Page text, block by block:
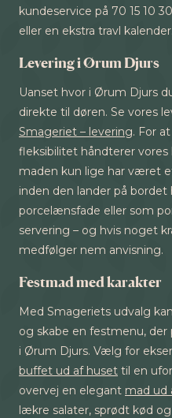
kundeservice på 70 15 10
eller en ekstra travl kalender.
Levering i Ørum Djurs
Uanset hvor i Ørum Djurs
direkte til døren. Se vores
Smageriet – levering. For
fleksibilitet håndterer vores
maden kun lige har været
inden den lander på
porcelænsfade eller som
servering – og hvis noget
medfølger nem anvisning.
Festmad med karakter
Med Smageriets udvalg
og skabe en festmenu,
i Ørum Djurs. Vælg for
buffet ud af huset til en
overvej en elegant mad ud
lækre salater, sprødt kød